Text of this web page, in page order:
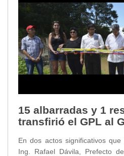
15 albarradas y 1
transfirió el GPL al
En dos actos significativos
Ing. Rafael Dávila, Prefecto